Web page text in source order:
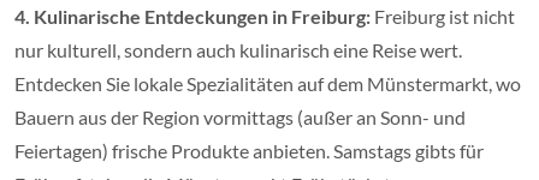
4. Kulinarische Entdeckungen in Freiburg: Freiburg ist nicht
nur kulturell, sondern auch kulinarisch eine Reise wert.
Entdecken Sie lokale Spezialitäten auf dem Münstermarkt, wo
Bauern aus der Region vormittags (außer an Sonn- und
Feiertagen) frische Produkte anbieten. Samstags gibts für